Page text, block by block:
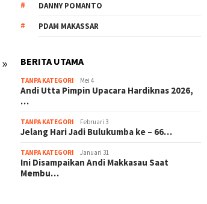
»
KSP Berkat Bulukumba Gelar
Zikir dan Doa Bersama
Sambut Tahun Baru
Andi Utta
Komitmen
DANNY POMANTO
PDAM MAKASSAR
BERITA UTAMA
TANPA KATEGORI Mei 4
Andi Utta Pimpin Upacara Hardiknas 2026,
…
TANPA KATEGORI Februari 3
Jelang Hari Jadi Bulukumba ke – 66…
TANPA KATEGORI Januari 31
Ini Disampaikan Andi Makkasau Saat
Membu…